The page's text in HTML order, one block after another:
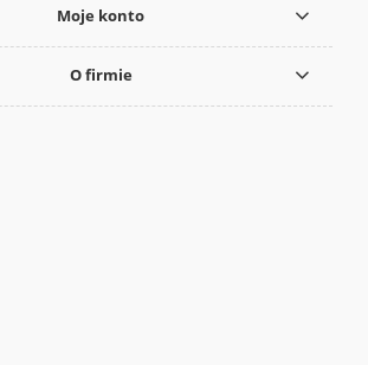
Moje konto
O firmie